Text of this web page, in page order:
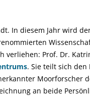
In diesem Jahr wird
verliehen: Prof. Dr.
. Sie teilt sich den
Moorforscher
an beide